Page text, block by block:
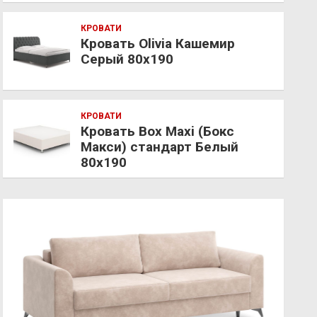
КРОВАТИ
Кровать Olivia Кашемир
Серый 80х190
КРОВАТИ
Кровать Box Maxi (Бокс
Макси) стандарт Белый
80х190